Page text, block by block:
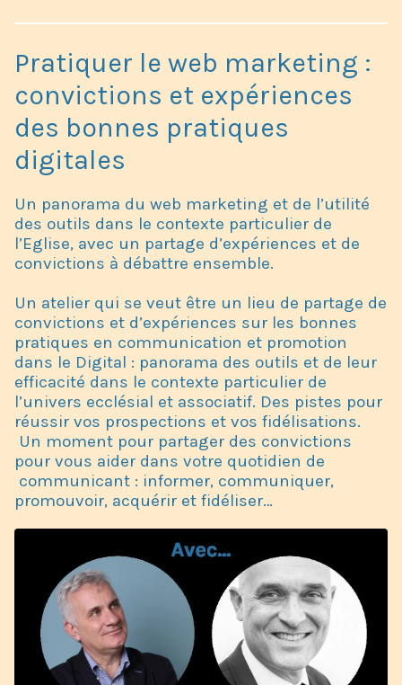
Pratiquer le web marketing :
convictions et expériences
des bonnes pratiques
digitales
Un panorama du web marketing et de l’utilité
des outils dans le contexte particulier de
l’Eglise, avec un partage d’expériences et de
convictions à débattre ensemble.
Un atelier qui se veut être un lieu de partage de
convictions et d’expériences sur les bonnes
pratiques en communication et promotion
dans le Digital : panorama des outils et de leur
efficacité dans le contexte particulier de
l’univers ecclésial et associatif. Des pistes pour
réussir vos prospections et vos fidélisations.
Un moment pour partager des convictions
pour vous aider dans votre quotidien de
communicant : informer, communiquer,
promouvoir, acquérir et fidéliser…